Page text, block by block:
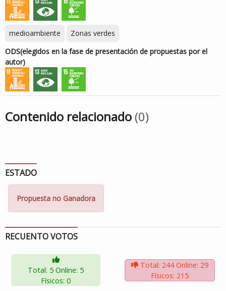
medioambiente
Zonas verdes
ODS(elegidos en la fase de presentación de propuestas por el
autor)
Contenido relacionado (0)
ESTADO
Propuesta no Ganadora
RECUENTO VOTOS
Total: 5 Online: 5
Físicos: 0
Total: 244 Online: 29
Físicos: 215